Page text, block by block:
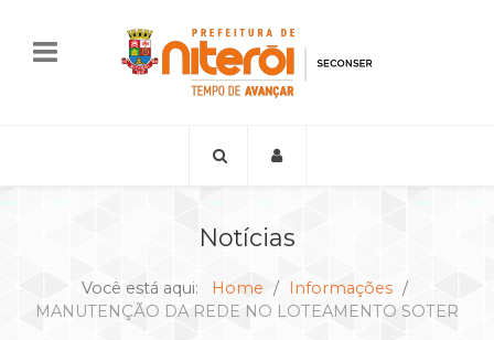
Notícias
Você está aqui: Home
Informações
MANUTENÇÃO DA REDE NO LOTEAMENTO SOTER